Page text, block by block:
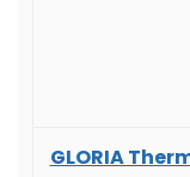
GLORIA